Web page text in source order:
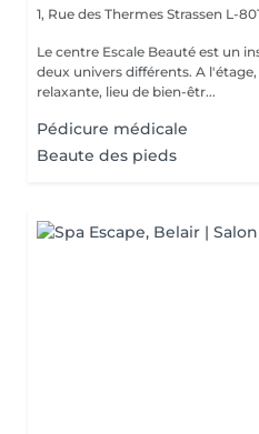
1, Rue des Thermes Strassen L-
Le centre Escale Beauté est un
deux univers différents. A l'étage, profitez d'une atmosphère
relaxante, lieu de bien-êtr...
Pédicure médicale
Beaute des pieds